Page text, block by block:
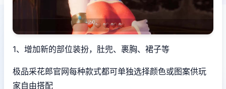
1、增加新的部位装扮，肚兜、裹胸、裙子等
极品采花郎官网每种款式都可单独选择颜色或图案供玩
家自由搭配